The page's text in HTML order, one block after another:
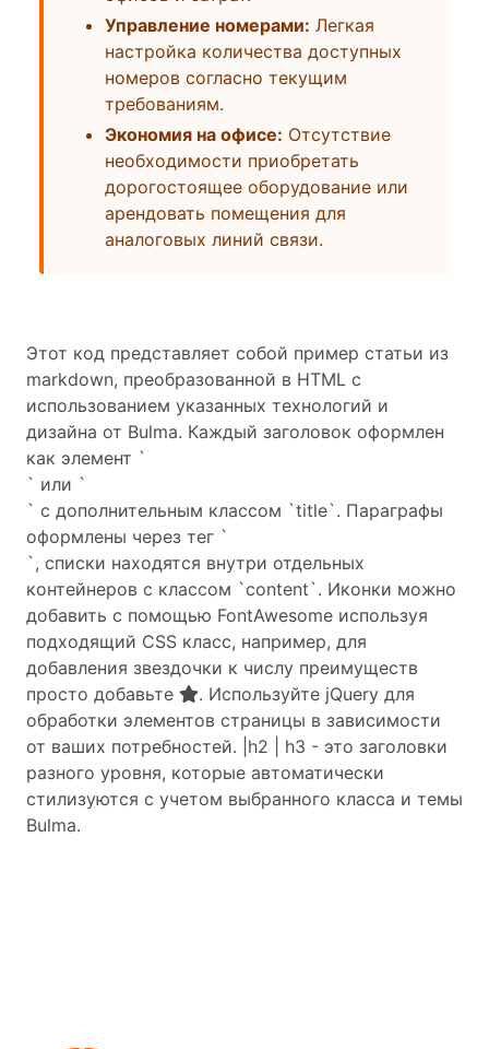
Управление номерами: Легкая
настройка количества доступных
номеров согласно текущим
требованиям.
Экономия на офисе: Отсутствие
необходимости приобретать
дорогостоящее оборудование или
арендовать помещения для
аналоговых линий связи.
Этот код представляет собой пример статьи из
markdown, преобразованной в HTML с
использованием указанных технологий и
дизайна от Bulma. Каждый заголовок оформлен
как элемент `
` или `
` с дополнительным классом `title`. Параграфы
оформлены через тег `
`, списки находятся внутри отдельных
контейнеров с классом `content`. Иконки можно
добавить с помощью FontAwesome используя
подходящий CSS класс, например, для
добавления звездочки к числу преимуществ
просто добавьте
. Используйте jQuery для
обработки элементов страницы в зависимости
от ваших потребностей. |h2 | h3 - это заголовки
разного уровня, которые автоматически
стилизуются с учетом выбранного класса и темы
Bulma.